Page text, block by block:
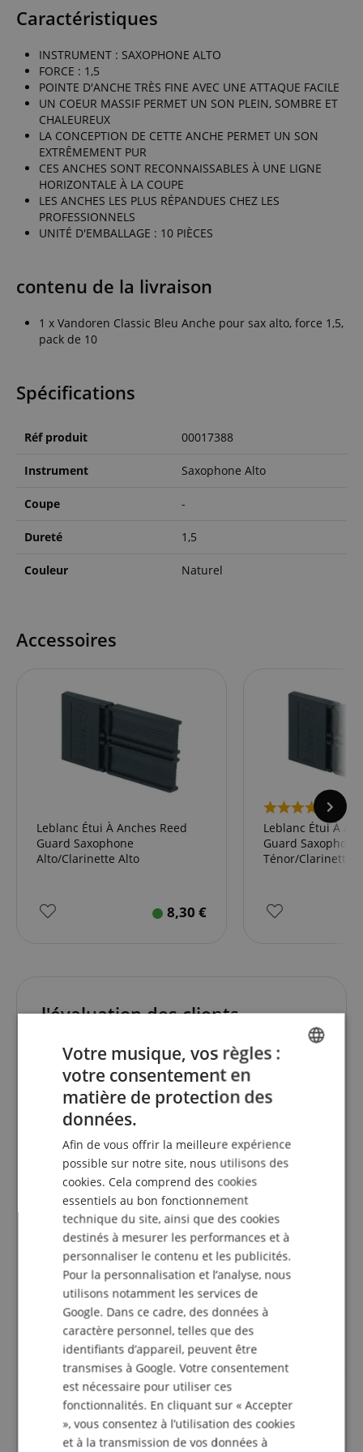
Caractéristiques
INSTRUMENT : SAXOPHONE ALTO
FORCE : 1,5
POINTE D'ANCHE TRÈS FINE AVEC UNE ATTAQUE FACILE
UN COEUR MASSIF PERMET UN SON PLEIN, SOMBRE ET
CHALEUREUX
LA CONCEPTION DE CETTE ANCHE PERMET UN SON
EXTRÊMEMENT PUR
CES ANCHES SONT RECONNAISSABLES À UNE LIGNE
HORIZONTALE À LA COUPE
LES ANCHES LES PLUS RÉPANDUES CHEZ LES
PROFESSIONNELS
UNITÉ D'EMBALLAGE : 10 PIÈCES
contenu de la livraison
1 x Vandoren Classic Bleu Anche pour sax alto, force 1,5,
pack de 10
Spécifications
Réf produit 00017388
Instrument Saxophone Alto
Coupe -
Dureté 1,5
Couleur Naturel
Accessoires
Leblanc Étui À Anches Reed
Guard Saxophone
Alto/Clarinette Alto
8,30 €
Leblanc Étui À
Guard Saxophone
Ténor/Clarinette
l'évaluation des clients
4.8/5.0
Basé sur 17 Evaluations
5 Etoiles
15
4 Etoiles
1
3 Etoiles
1
2 Etoiles
0
1 Etoile
0
Une vérification des évaluations a eu lieu comme
suit : Seuls les clients qui sont inscrits dans notre
boutique en ligne et qui ont effectivement acheté
le produit chez nous peuvent donner une
évaluation de l'article dans leur compte client.
Très bonnes anches - Facile à jouer - Bon son
Heidrunle 22.01.2025
FRENCH
SPANISH
Votre musique, vos règles :
votre consentement en
matière de protection des
données.
Afin de vous offrir la meilleure expérience
possible sur notre site, nous utilisons des
cookies. Cela comprend des cookies
essentiels au bon fonctionnement
technique du site, ainsi que des cookies
destinés à mesurer les performances et à
personnaliser le contenu et les publicités.
Pour la personnalisation et l’analyse, nous
utilisons notamment les services de
Google. Dans ce cadre, des données à
caractère personnel, telles que des
identifiants d’appareil, peuvent être
transmises à Google. Votre consentement
est nécessaire pour utiliser ces
fonctionnalités. En cliquant sur « Accepter
», vous consentez à l’utilisation des cookies
et à la transmission de vos données à